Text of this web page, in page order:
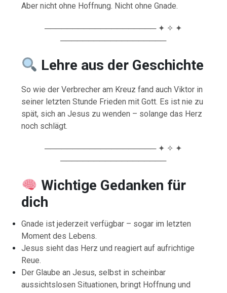
Aber nicht ohne Hoffnung. Nicht ohne Gnade.
──────────────────── ✦ ✧ ✦
───────────────────
Lehre aus der Geschichte
So wie der Verbrecher am Kreuz fand auch Viktor in
seiner letzten Stunde Frieden mit Gott. Es ist nie zu
spät, sich an Jesus zu wenden – solange das Herz
noch schlägt.
──────────────────── ✦ ✧ ✦
───────────────────
Wichtige Gedanken für
dich
Gnade ist jederzeit verfügbar – sogar im letzten
Moment des Lebens.
Jesus sieht das Herz und reagiert auf aufrichtige
Reue.
Der Glaube an Jesus, selbst in scheinbar
aussichtslosen Situationen, bringt Hoffnung und